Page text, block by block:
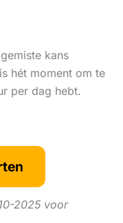
kans
hét moment om te
per dag hebt.
2025 voor